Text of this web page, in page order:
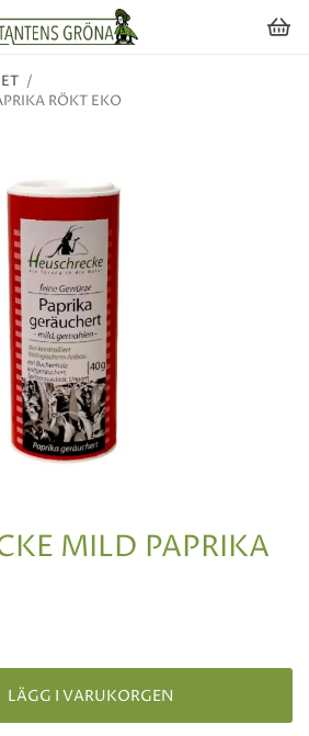
/
RÖKT EKO
MILD PAPRIKA
LÄGG I VARUKORGEN